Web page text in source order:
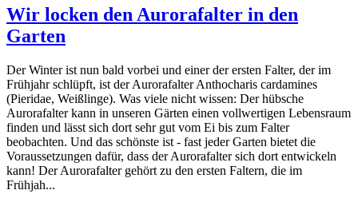
Wir locken den Aurorafalter in den
Garten
Der Winter ist nun bald vorbei und einer der ersten Falter, der im
Frühjahr schlüpft, ist der Aurorafalter Anthocharis cardamines
(Pieridae, Weißlinge). Was viele nicht wissen: Der hübsche
Aurorafalter kann in unseren Gärten einen vollwertigen Lebensraum
finden und lässt sich dort sehr gut vom Ei bis zum Falter
beobachten. Und das schönste ist - fast jeder Garten bietet die
Voraussetzungen dafür, dass der Aurorafalter sich dort entwickeln
kann! Der Aurorafalter gehört zu den ersten Faltern, die im
Frühjah...